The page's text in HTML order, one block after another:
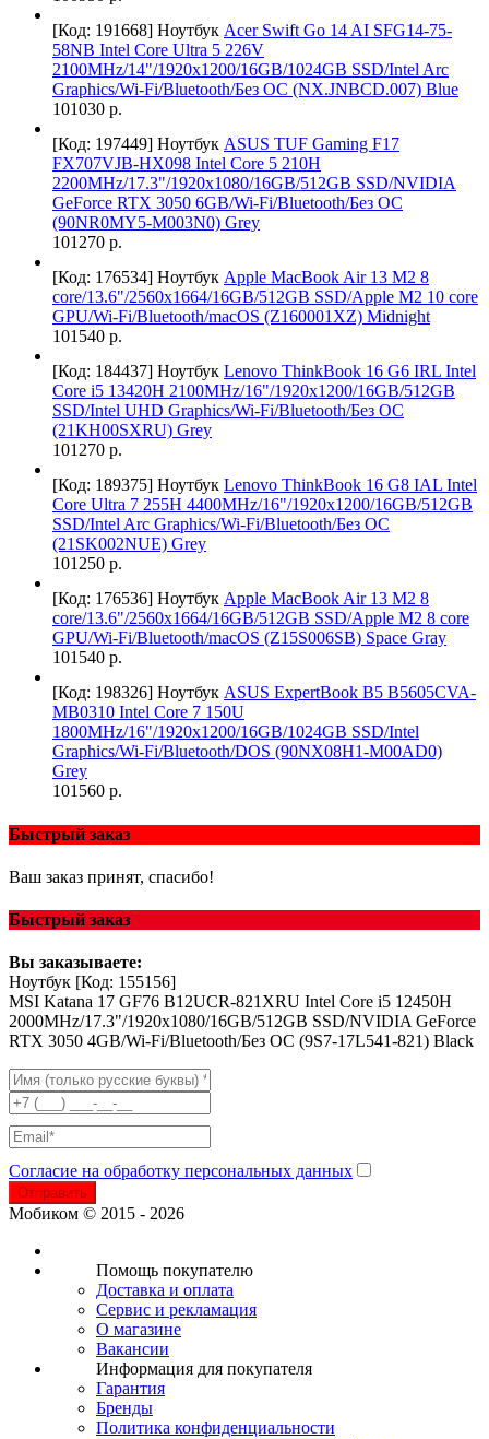
[Код: 191668] Ноутбук Acer Swift Go 14 AI SFG14-75-
58NB Intel Core Ultra 5 226V
2100MHz/14"/1920х1200/16GB/1024GB SSD/Intel Arc
Graphics/Wi-Fi/Bluetooth/Без ОС (NX.JNBCD.007) Blue
101030 р.
[Код: 197449] Ноутбук ASUS TUF Gaming F17
FX707VJB-HX098 Intel Core 5 210H
2200MHz/17.3"/1920x1080/16GB/512GB SSD/NVIDIA
GeForce RTX 3050 6GB/Wi-Fi/Bluetooth/Без ОС
(90NR0MY5-M003N0) Grey
101270 р.
[Код: 176534] Ноутбук Apple MacBook Air 13 M2 8
core/13.6"/2560х1664/16GB/512GB SSD/Apple M2 10 core
GPU/Wi-Fi/Bluetooth/macOS (Z160001XZ) Midnight
101540 р.
[Код: 184437] Ноутбук Lenovo ThinkBook 16 G6 IRL Intel
Core i5 13420H 2100MHz/16"/1920x1200/16GB/512GB
SSD/Intel UHD Graphics/Wi-Fi/Bluetooth/Без ОС
(21KH00SXRU) Grey
101270 р.
[Код: 189375] Ноутбук Lenovo ThinkBook 16 G8 IAL Intel
Core Ultra 7 255H 4400MHz/16"/1920x1200/16GB/512GB
SSD/Intel Arc Graphics/Wi-Fi/Bluetooth/Без ОС
(21SK002NUE) Grey
101250 р.
[Код: 176536] Ноутбук Apple MacBook Air 13 M2 8
core/13.6"/2560х1664/16GB/512GB SSD/Apple M2 8 core
GPU/Wi-Fi/Bluetooth/macOS (Z15S006SB) Space Gray
101540 р.
[Код: 198326] Ноутбук ASUS ExpertBook B5 B5605CVA-
MB0310 Intel Core 7 150U
1800MHz/16"/1920x1200/16GB/1024GB SSD/Intel
Graphics/Wi-Fi/Bluetooth/DOS (90NX08H1-M00AD0)
Grey
101560 р.
Быстрый заказ
Ваш заказ принят, спасибо!
Быстрый заказ
Вы заказываете:
Ноутбук [Код: 155156]
MSI Katana 17 GF76 B12UCR-821XRU Intel Core i5 12450H
2000MHz/17.3"/1920x1080/16GB/512GB SSD/NVIDIA GeForce
RTX 3050 4GB/Wi-Fi/Bluetooth/Без ОС (9S7-17L541-821) Black
Согласие на обработку персональных данных
Отправить
Мобиком © 2015 - 2026
Помощь покупателю
Доставка и оплата
Сервис и рекламация
О магазине
Вакансии
Информация для покупателя
Гарантия
Бренды
Политика конфиденциальности